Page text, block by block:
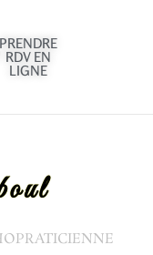
PRENDRE
RDV EN
LIGNE